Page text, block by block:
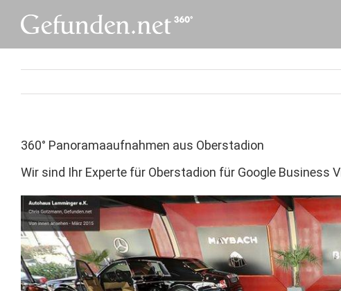
content
360° Panoramaaufnahmen aus Oberstadion
Wir sind Ihr Experte für Oberstadion für Google Business